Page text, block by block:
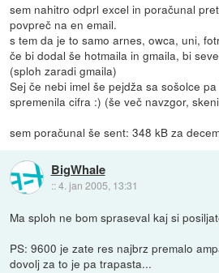
sem nahitro odprl excel in poračunal
povpreč na en email.
s tem da je to samo arnes, owca, uni,
če bi dodal še hotmaila in gmaila, bi
(sploh zaradi gmaila)
Sej če nebi imel še pejdža sa sošolce
spremenila cifra :) (še več navzgor,
sem poračunal še sent: 348 kB za
BigWhale
::4. jan 2005, 13:31
Ma sploh ne bom spraseval kaj si
PS: 9600 je zate res najbrz premalo
dovolj za to je pa trapasta...